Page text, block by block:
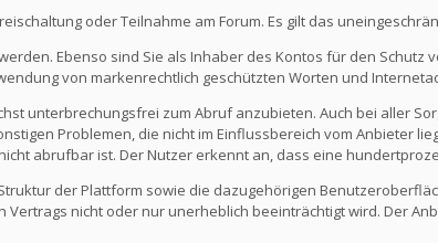
oder Teilnahme am Forum. Es gilt das
Ebenso sind Sie als Inhaber des Kontos für den
von markenrechtlich geschützten Worten und
unterbrechungsfrei zum Abruf anzubieten. Auch bei aller
Problemen, die nicht im Einflussbereich vom Anbieter
abrufbar ist. Der Nutzer erkennt an, dass eine
der Plattform sowie die dazugehörigen
Vertrags nicht oder nur unerheblich beeinträchtigt wird. Der